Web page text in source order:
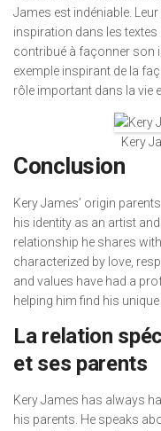
James est indéniable.
inspiration dans les
contribué à façonner son
exemple inspirant de la
rôle important dans la vie
Kery
Conclusion
Kery James’ origin
his identity as an artist
relationship he shares
characterized by love,
and values have had a
helping him find his
La relation
et ses parents
Kery James has always
his parents. He speaks